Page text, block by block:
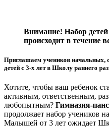
Внимание! Набор
происходит в течение
Приглашаем учеников начальных,
детей с 3-х лет в Школу раннего
Хотите, чтобы ваш ребенок
активным, ответственным,
любопытным? Гимназия-
продолжает набор учеников
Малышей от 3 лет ожидает